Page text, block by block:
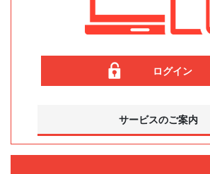
ログイン
サービスのご案内